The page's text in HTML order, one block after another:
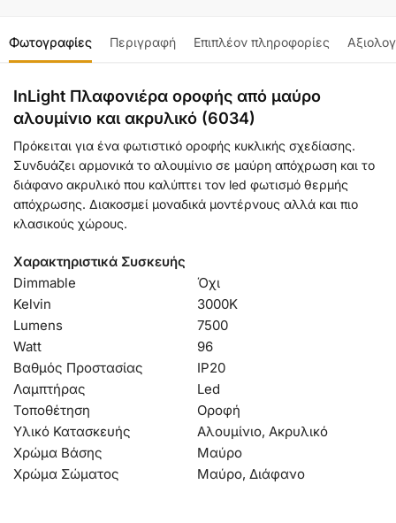
Φωτογραφίες Περιγραφή Επιπλέον πληροφορίες
InLight Πλαφονιέρα οροφής από μαύρο
αλουμίνιο και ακρυλικό (6034)
Πρόκειται για ένα φωτιστικό οροφής κυκλικής σχεδίασης.
Συνδυάζει αρμονικά το αλουμίνιο σε μαύρη απόχρωση και το
διάφανο ακρυλικό που καλύπτει τον led φωτισμό θερμής
απόχρωσης. Διακοσμεί μοναδικά μοντέρνους αλλά και πιο
κλασικούς χώρους.
Χαρακτηριστικά Συσκευής
Dimmable
Όχι
Kelvin
3000Κ
Lumens
7500
Watt
96
Βαθμός Προστασίας
IP20
Λαμπτήρας
Led
Τοποθέτηση
Οροφή
Υλικό Κατασκευής
Αλουμίνιο, Ακρυλικό
Χρώμα Βάσης
Μαύρο
Χρώμα Σώματος
Μαύρο, Διάφανο